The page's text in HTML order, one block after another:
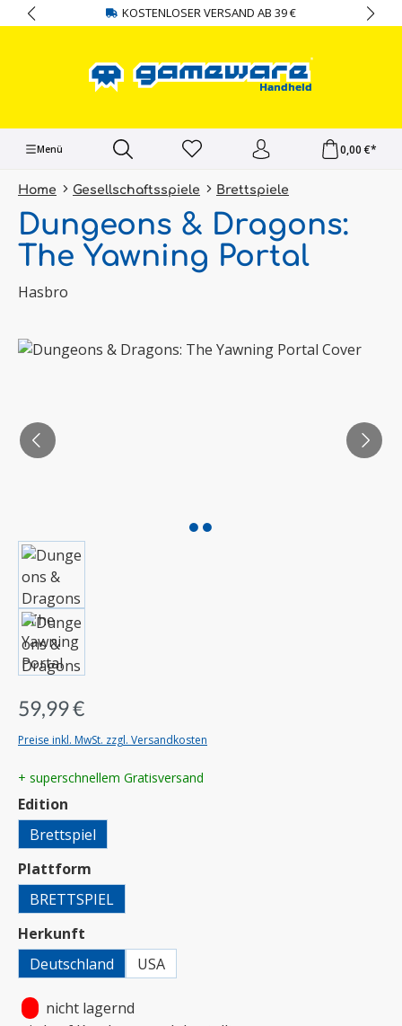
springen KOSTENLOSER VERSAND AB 39 €
Menü 0,00 €*
Home Gesellschaftsspiele Brettspiele
Dungeons & Dragons:
The Yawning Portal
Hasbro
Bildergalerie überspringen
59,99 €
Preise inkl. MwSt. zzgl. Versandkosten
+ superschnellem Gratisversand
Edition
Brettspiel
Plattform
BRETTSPIEL
Herkunft
Deutschland
USA
nicht lagernd